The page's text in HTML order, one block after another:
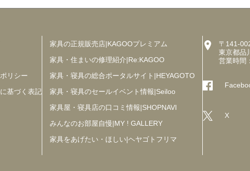
リシー
基づく表記
家具の正規販売店|KAGOOプレミアム
家具・住まいの修理紹介|Re:KAGOO
家具・寝具の総合ポータルサイト|HEYAGOTO
家具・寝具のセールイベント情報|Seiloo
家具屋・寝具店の口コミ情報|SHOPNAVI
みんなのお部屋自慢|MY ! GALLERY
家具をあげたい・ほしい|ヘヤゴトフリマ
〒141-
東京都品
営業時間
X